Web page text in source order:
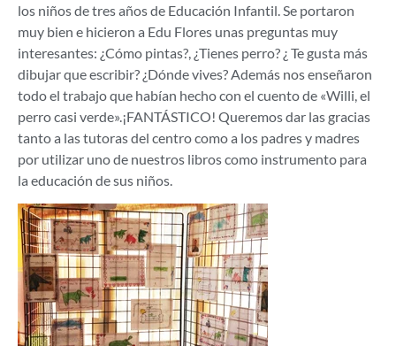
los niños de tres años de Educación Infantil. Se portaron
muy bien e hicieron a Edu Flores unas preguntas muy
interesantes: ¿Cómo pintas?, ¿Tienes perro? ¿ Te gusta más
dibujar que escribir? ¿Dónde vives? Además nos enseñaron
todo el trabajo que habían hecho con el cuento de «Willi, el
perro casi verde».¡FANTÁSTICO! Queremos dar las gracias
tanto a las tutoras del centro como a los padres y madres
por utilizar uno de nuestros libros como instrumento para
la educación de sus niños.